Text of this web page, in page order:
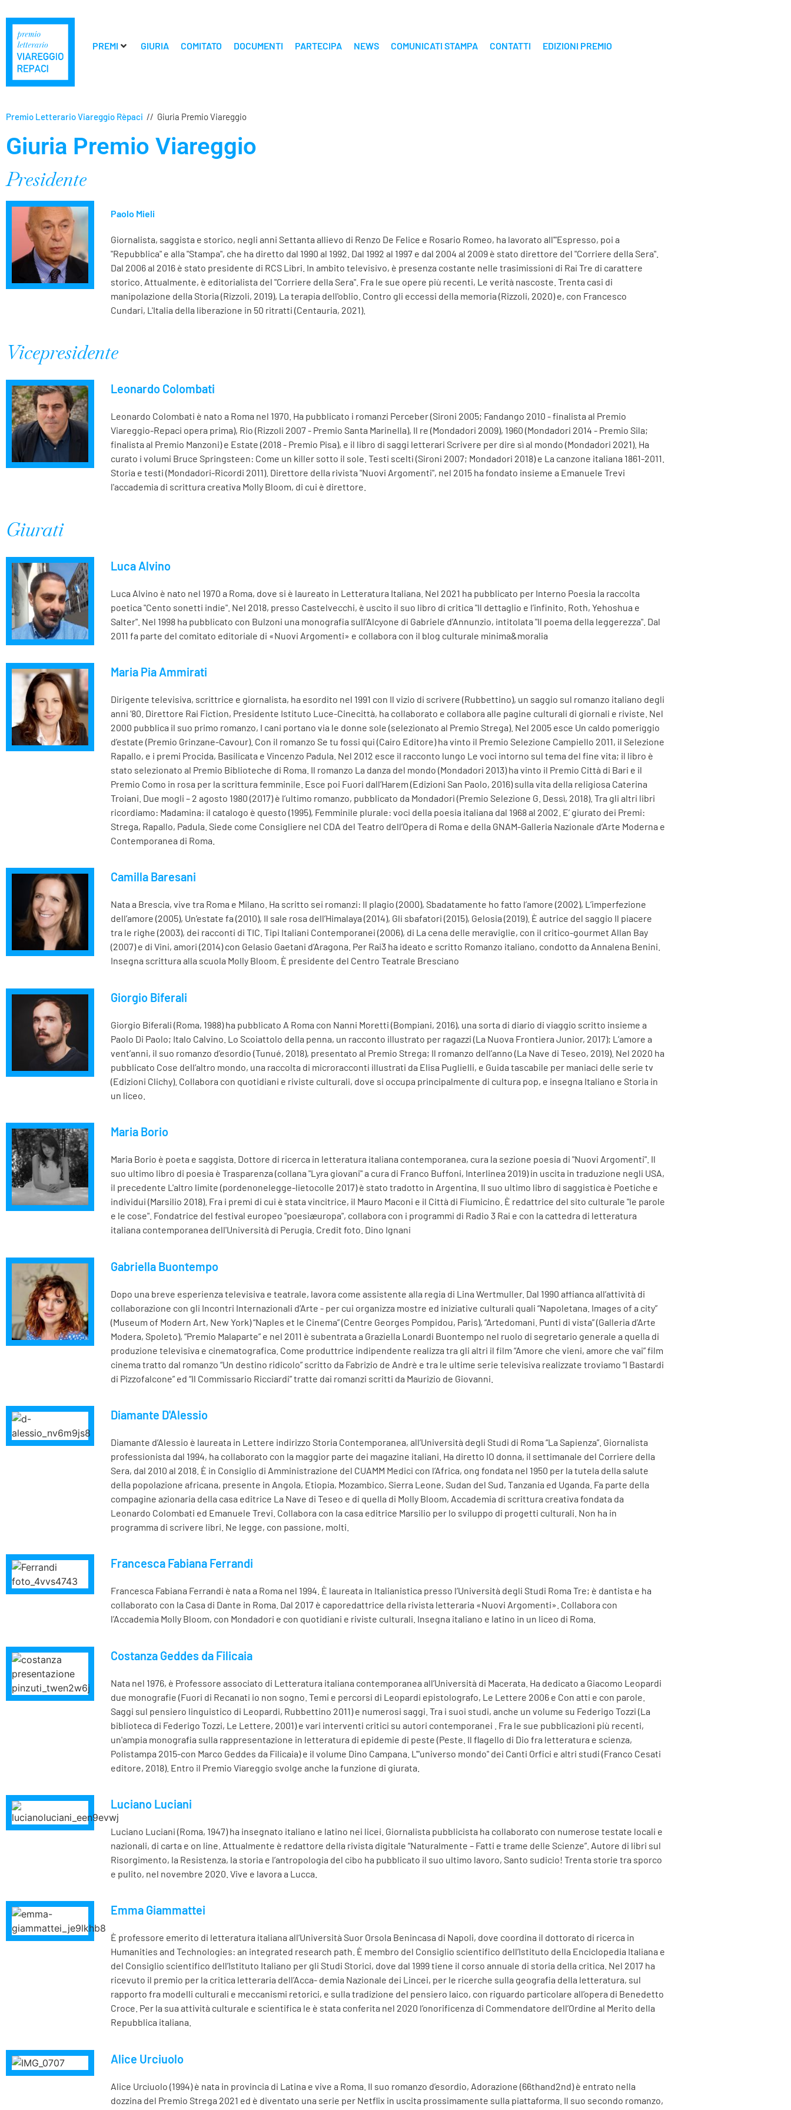
PREMI GIURIA COMITATO DOCUMENTI PARTECIPA NEWS COMUNICATI STAMPA CONTATTI EDIZIONI PREMIO
Premio Letterario Viareggio Rèpaci // Giuria Premio Viareggio
Giuria Premio Viareggio
Presidente
Paolo Mieli
Giornalista, saggista e storico, negli anni Settanta allievo di Renzo De Felice e Rosario Romeo, ha lavorato all'"Espresso, poi a
"Repubblica" e alla "Stampa", che ha diretto dal 1990 al 1992. Dal 1992 al 1997 e dal 2004 al 2009 è stato direttore del "Corriere della Sera".
Dal 2006 al 2016 è stato presidente di RCS Libri. In ambito televisivo, è presenza costante nelle trasimissioni di Rai Tre di carattere
storico. Attualmente, è editorialista del "Corriere della Sera". Fra le sue opere più recenti, Le verità nascoste. Trenta casi di
manipolazione della Storia (Rizzoli, 2019), La terapia dell'oblio. Contro gli eccessi della memoria (Rizzoli, 2020) e, con Francesco
Cundari, L'Italia della liberazione in 50 ritratti (Centauria, 2021).
Vicepresidente
Leonardo Colombati
Leonardo Colombati è nato a Roma nel 1970. Ha pubblicato i romanzi Perceber (Sironi 2005; Fandango 2010 - finalista al Premio
Viareggio-Repaci opera prima), Rio (Rizzoli 2007 - Premio Santa Marinella), Il re (Mondadori 2009), 1960 (Mondadori 2014 - Premio Sila;
finalista al Premio Manzoni) e Estate (2018 - Premio Pisa), e il libro di saggi letterari Scrivere per dire sì al mondo (Mondadori 2021). Ha
curato i volumi Bruce Springsteen: Come un killer sotto il sole. Testi scelti (Sironi 2007; Mondadori 2018) e La canzone italiana 1861-2011.
Storia e testi (Mondadori-Ricordi 2011). Direttore della rivista "Nuovi Argomenti", nel 2015 ha fondato insieme a Emanuele Trevi
l'accademia di scrittura creativa Molly Bloom, di cui è direttore.
Giurati
Luca Alvino
Luca Alvino è nato nel 1970 a Roma, dove si è laureato in Letteratura Italiana. Nel 2021 ha pubblicato per Interno Poesia la raccolta
poetica "Cento sonetti indie". Nel 2018, presso Castelvecchi, è uscito il suo libro di critica "Il dettaglio e l’infinito. Roth, Yehoshua e
Salter". Nel 1998 ha pubblicato con Bulzoni una monografia sull’Alcyone di Gabriele d’Annunzio, intitolata "Il poema della leggerezza". Dal
2011 fa parte del comitato editoriale di «Nuovi Argomenti» e collabora con il blog culturale minima&moralia
Maria Pia Ammirati
Dirigente televisiva, scrittrice e giornalista, ha esordito nel 1991 con Il vizio di scrivere (Rubbettino), un saggio sul romanzo italiano degli
anni ‘80. Direttore Rai Fiction, Presidente Istituto Luce-Cinecittà, ha collaborato e collabora alle pagine culturali di giornali e riviste. Nel
2000 pubblica il suo primo romanzo, I cani portano via le donne sole (selezionato al Premio Strega). Nel 2005 esce Un caldo pomeriggio
d’estate (Premio Grinzane-Cavour). Con il romanzo Se tu fossi qui (Cairo Editore) ha vinto il Premio Selezione Campiello 2011, il Selezione
Rapallo, e i premi Procida, Basilicata e Vincenzo Padula. Nel 2012 esce il racconto lungo Le voci intorno sul tema del fine vita; il libro è
stato selezionato al Premio Biblioteche di Roma. Il romanzo La danza del mondo (Mondadori 2013) ha vinto il Premio Città di Bari e il
Premio Como in rosa per la scrittura femminile. Esce poi Fuori dall’Harem (Edizioni San Paolo, 2016) sulla vita della religiosa Caterina
Troiani. Due mogli – 2 agosto 1980 (2017) è l’ultimo romanzo, pubblicato da Mondadori (Premio Selezione G. Dessì, 2018). Tra gli altri libri
ricordiamo: Madamina: il catalogo è questo (1995), Femminile plurale: voci della poesia italiana dal 1968 al 2002. E’ giurato dei Premi:
Strega, Rapallo, Padula. Siede come Consigliere nel CDA del Teatro dell’Opera di Roma e della GNAM-Galleria Nazionale d’Arte Moderna e
Contemporanea di Roma.
Camilla Baresani
Nata a Brescia, vive tra Roma e Milano. Ha scritto sei romanzi: Il plagio (2000), Sbadatamente ho fatto l’amore (2002), L’imperfezione
dell’amore (2005), Un’estate fa (2010), Il sale rosa dell’Himalaya (2014), Gli sbafatori (2015), Gelosia (2019). È autrice del saggio Il piacere
tra le righe (2003), dei racconti di TIC. Tipi Italiani Contemporanei (2006), di La cena delle meraviglie, con il critico-gourmet Allan Bay
(2007) e di Vini, amori (2014) con Gelasio Gaetani d’Aragona. Per Rai3 ha ideato e scritto Romanzo italiano, condotto da Annalena Benini.
Insegna scrittura alla scuola Molly Bloom. È presidente del Centro Teatrale Bresciano
Giorgio Biferali
Giorgio Biferali (Roma, 1988) ha pubblicato A Roma con Nanni Moretti (Bompiani, 2016), una sorta di diario di viaggio scritto insieme a
Paolo Di Paolo; Italo Calvino. Lo Scoiattolo della penna, un racconto illustrato per ragazzi (La Nuova Frontiera Junior, 2017); L’amore a
vent’anni, il suo romanzo d’esordio (Tunué, 2018), presentato al Premio Strega; Il romanzo dell’anno (La Nave di Teseo, 2019). Nel 2020 ha
pubblicato Cose dell’altro mondo, una raccolta di microracconti illustrati da Elisa Puglielli, e Guida tascabile per maniaci delle serie tv
(Edizioni Clichy). Collabora con quotidiani e riviste culturali, dove si occupa principalmente di cultura pop, e insegna Italiano e Storia in
un liceo.
Maria Borio
Maria Borio è poeta e saggista. Dottore di ricerca in letteratura italiana contemporanea, cura la sezione poesia di "Nuovi Argomenti". Il
suo ultimo libro di poesia è Trasparenza (collana "Lyra giovani" a cura di Franco Buffoni, Interlinea 2019) in uscita in traduzione negli USA,
il precedente L'altro limite (pordenonelegge-lietocolle 2017) è stato tradotto in Argentina. Il suo ultimo libro di saggistica è Poetiche e
individui (Marsilio 2018). Fra i premi di cui è stata vincitrice, il Mauro Maconi e il Città di Fiumicino. È redattrice del sito culturale "le parole
e le cose". Fondatrice del festival europeo "poesiæuropa", collabora con i programmi di Radio 3 Rai e con la cattedra di letteratura
italiana contemporanea dell'Università di Perugia. Credit foto. Dino Ignani
Gabriella Buontempo
Dopo una breve esperienza televisiva e teatrale, lavora come assistente alla regia di Lina Wertmuller. Dal 1990 affianca all’attività di
collaborazione con gli Incontri Internazionali d’Arte - per cui organizza mostre ed iniziative culturali quali “Napoletana. Images of a city”
(Museum of Modern Art, New York) “Naples et le Cinema” (Centre Georges Pompidou, Paris), “Artedomani. Punti di vista” (Galleria d’Arte
Modera, Spoleto), “Premio Malaparte” e nel 2011 è subentrata a Graziella Lonardi Buontempo nel ruolo di segretario generale a quella di
produzione televisiva e cinematografica. Come produttrice indipendente realizza tra gli altri il film “Amore che vieni, amore che vai” film
cinema tratto dal romanzo “Un destino ridicolo” scritto da Fabrizio de Andrè e tra le ultime serie televisiva realizzate troviamo “I Bastardi
di Pizzofalcone” ed “Il Commissario Ricciardi” tratte dai romanzi scritti da Maurizio de Giovanni.
Diamante D'Alessio
Diamante d’Alessio è laureata in Lettere indirizzo Storia Contemporanea, all’Università degli Studi di Roma “La Sapienza”. Giornalista
professionista dal 1994, ha collaborato con la maggior parte dei magazine italiani. Ha diretto IO donna, il settimanale del Corriere della
Sera, dal 2010 al 2018. È in Consiglio di Amministrazione del CUAMM Medici con l’Africa, ong fondata nel 1950 per la tutela della salute
della popolazione africana, presente in Angola, Etiopia, Mozambico, Sierra Leone, Sudan del Sud, Tanzania ed Uganda. Fa parte della
compagine azionaria della casa editrice La Nave di Teseo e di quella di Molly Bloom, Accademia di scrittura creativa fondata da
Leonardo Colombati ed Emanuele Trevi. Collabora con la casa editrice Marsilio per lo sviluppo di progetti culturali. Non ha in
programma di scrivere libri. Ne legge, con passione, molti.
Francesca Fabiana Ferrandi
Francesca Fabiana Ferrandi è nata a Roma nel 1994. È laureata in Italianistica presso l’Università degli Studi Roma Tre; è dantista e ha
collaborato con la Casa di Dante in Roma. Dal 2017 è caporedattrice della rivista letteraria «Nuovi Argomenti». Collabora con
l’Accademia Molly Bloom, con Mondadori e con quotidiani e riviste culturali. Insegna italiano e latino in un liceo di Roma.
Costanza Geddes da Filicaia
Nata nel 1976, è Professore associato di Letteratura italiana contemporanea all’Università di Macerata. Ha dedicato a Giacomo Leopardi
due monografie (Fuori di Recanati io non sogno. Temi e percorsi di Leopardi epistolografo, Le Lettere 2006 e Con atti e con parole.
Saggi sul pensiero linguistico di Leopardi, Rubbettino 2011) e numerosi saggi. Tra i suoi studi, anche un volume su Federigo Tozzi (La
biblioteca di Federigo Tozzi, Le Lettere, 2001) e vari interventi critici su autori contemporanei . Fra le sue pubblicazioni più recenti,
un'ampia monografia sulla rappresentazione in letteratura di epidemie di peste (Peste. Il flagello di Dio fra letteratura e scienza,
Polistampa 2015-con Marco Geddes da Filicaia) e il volume Dino Campana. L'"universo mondo" dei Canti Orfici e altri studi (Franco Cesati
editore, 2018). Entro il Premio Viareggio svolge anche la funzione di giurata.
Luciano Luciani
Luciano Luciani (Roma, 1947) ha insegnato italiano e latino nei licei. Giornalista pubblicista ha collaborato con numerose testate locali e
nazionali, di carta e on line. Attualmente è redattore della rivista digitale “Naturalmente – Fatti e trame delle Scienze”. Autore di libri sul
Risorgimento, la Resistenza, la storia e l’antropologia del cibo ha pubblicato il suo ultimo lavoro, Santo sudicio! Trenta storie tra sporco
e pulito, nel novembre 2020. Vive e lavora a Lucca.
Emma Giammattei
È professore emerito di letteratura italiana all’Università Suor Orsola Benincasa di Napoli, dove coordina il dottorato di ricerca in
Humanities and Technologies: an integrated research path. È membro del Consiglio scientifico dell’Istituto della Enciclopedia Italiana e
del Consiglio scientifico dell’Istituto Italiano per gli Studi Storici, dove dal 1999 tiene il corso annuale di storia della critica. Nel 2017 ha
ricevuto il premio per la critica letteraria dell’Acca- demia Nazionale dei Lincei, per le ricerche sulla geografia della letteratura, sul
rapporto fra modelli culturali e meccanismi retorici, e sulla tradizione del pensiero laico, con riguardo particolare all’opera di Benedetto
Croce. Per la sua attività culturale e scientifica le è stata conferita nel 2020 l’onorificenza di Commendatore dell’Ordine al Merito della
Repubblica italiana.
Alice Urciuolo
Alice Urciuolo (1994) è nata in provincia di Latina e vive a Roma. Il suo romanzo d’esordio, Adorazione (66thand2nd) è entrato nella
dozzina del Premio Strega 2021 ed è diventato una serie per Netflix in uscita prossimamente sulla piattaforma. Il suo secondo romanzo,